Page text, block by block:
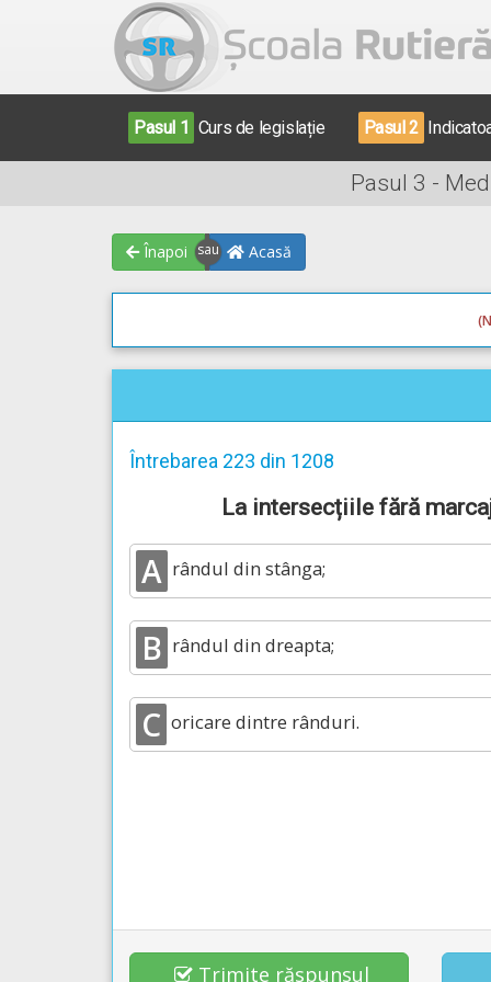
Pasul 1 Curs de legislație Pasul 2
Pasul 3 -
Înapoi Acasă
Întrebarea 223 din 1208
La intersecțiile fără
A rândul din stânga;
B rândul din dreapta;
C oricare dintre rânduri.
Trimite răspunsul